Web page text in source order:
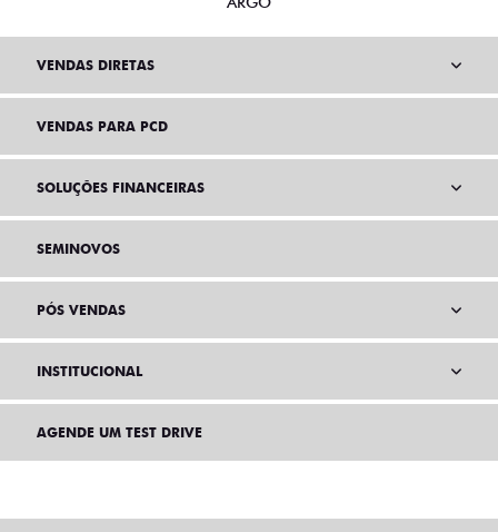
VENDAS DIRETAS
VENDAS PARA PCD
SOLUÇÕES FINANCEIRAS
SEMINOVOS
PÓS VENDAS
INSTITUCIONAL
AGENDE UM TEST DRIVE